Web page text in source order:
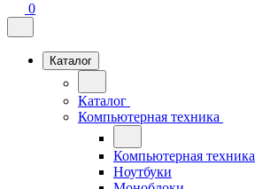
0
Каталог
Каталог
Компьютерная техника
Компьютерная техника
Ноутбуки